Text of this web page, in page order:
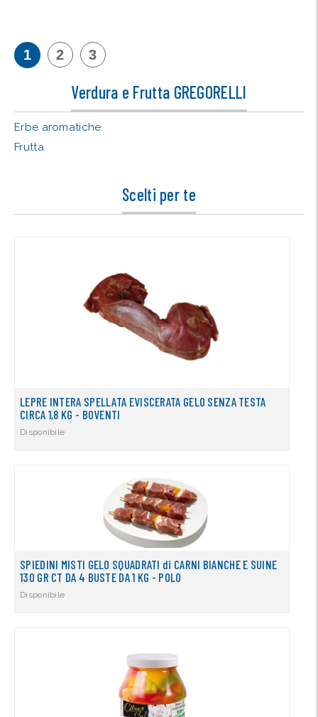
1 2 3
Verdura e Frutta GREGORELLI
Erbe aromatiche
Frutta
Scelti per te
LEPRE INTERA SPELLATA EVISCERATA GELO SENZA TESTA
CIRCA 1,8 KG - BOVENTI
Disponibile
SPIEDINI MISTI GELO SQUADRATI di CARNI BIANCHE E SUINE
130 GR CT DA 4 BUSTE DA 1 KG - POLO
Disponibile